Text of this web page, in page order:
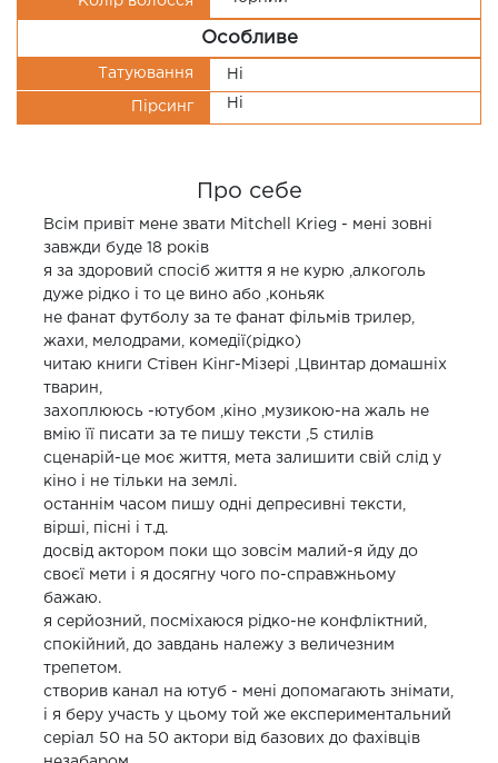
Особливе
Татуювання Ні
Пірсинг Ні
Про себе
Всім привіт мене звати Mitchell Krieg - мені зовні
завжди буде 18 років
я за здоровий спосіб життя я не курю ,алкоголь
дуже рідко і то це вино або ,коньяк
не фанат футболу за те фанат фільмів трилер,
жахи, мелодрами, комедії(рідко)
читаю книги Стівен Кінг-Мізері ,Цвинтар домашніх
тварин,
захоплююсь -ютубом ,кіно ,музикою-на жаль не
вмію її писати за те пишу тексти ,5 стилів
сценарій-це моє життя, мета залишити свій слід у
кіно і не тільки на землі.
останнім часом пишу одні депресивні тексти,
вірші, пісні і т.д.
досвід актором поки що зовсім малий-я йду до
своєї мети і я досягну чого по-справжньому
бажаю.
я серйозний, посміхаюся рідко-не конфліктний,
спокійний, до завдань належу з величезним
трепетом.
створив канал на ютуб - мені допомагають знімати,
і я беру участь у цьому той же експериментальний
серіал 50 на 50 актори від базових до фахівців